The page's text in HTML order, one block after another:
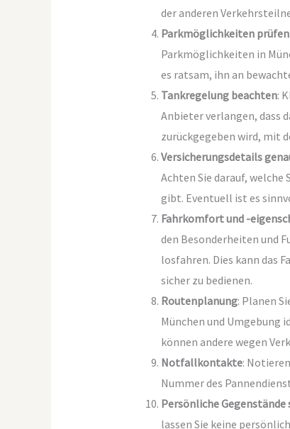
der anderen
Parkmöglichkeiten prüfen
Parkmöglichkeiten in
es ratsam, ihn an
Tankregelung beachten:
Anbieter verlangen, dass
zurückgegeben wird, mit
Versicherungsdetails
Achten Sie darauf, welche
gibt. Eventuell ist es
Fahrkomfort und -
den Besonderheiten und
losfahren. Dies kann das
sicher zu bedienen.
Routenplanung: Planen
München und Umgebung
können andere wegen
Notfallkontakte:
Nummer des
Persönliche Gegenstände
lassen Sie keine